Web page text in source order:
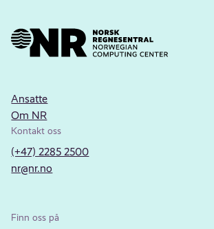
Ansatte
Om NR
Kontakt oss
(+47) 2285 2500
nr@nr.no
Finn oss på